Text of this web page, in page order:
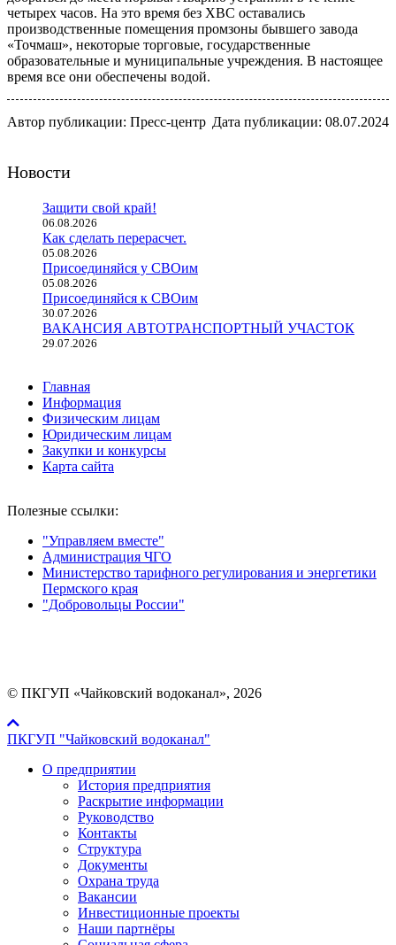
четырех часов. На это время без ХВС оставались
производственные помещения промзоны бывшего завода
«Точмаш», некоторые торговые, государственные
образовательные и муниципальные учреждения. В настоящее
время все они обеспечены водой.
Автор публикации: Пресс-центр Дата публикации: 08.07.2024
Новости
Защити свой край!
06.08.2026
Как сделать перерасчет.
05.08.2026
Присоединяйся у СВОим
05.08.2026
Присоединяйся к СВОим
30.07.2026
ВАКАНСИЯ АВТОТРАНСПОРТНЫЙ УЧАСТОК
29.07.2026
Главная
Информация
Физическим лицам
Юридическим лицам
Закупки и конкурсы
Карта сайта
Полезные ссылки:
"Управляем вместе"
Администрация ЧГО
Министерство тарифного регулирования и энергетики
Пермского края
"Добровольцы России"
© ПКГУП «Чайковский водоканал», 2026
ПКГУП "Чайковский водоканал"
О предприятии
История предприятия
Раскрытие информации
Руководство
Контакты
Структура
Документы
Охрана труда
Вакансии
Инвестиционные проекты
Наши партнёры